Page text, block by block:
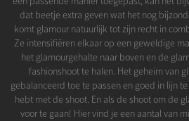
dat beetje extra geven wat het nog
komt glamour natuurlijk tot zijn recht in
Ze intensifiëren elkaar op een geweldige
het glamourgehalte naar boven en de
fashionshoot te halen. Het geheim van
gebalanceerd toe te passen en goed in lijn
hebt met de shoot. En als de shoot om de
voor te gaan! Hier vind je een aantal van